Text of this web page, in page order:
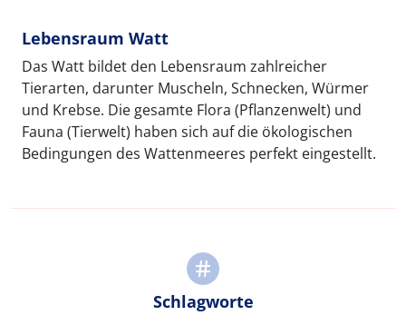
Lebensraum Watt
Das Watt bildet den Lebensraum zahlreicher
Tierarten, darunter Muscheln, Schnecken, Würmer
und Krebse. Die gesamte Flora (Pflanzenwelt) und
Fauna (Tierwelt) haben sich auf die ökologischen
Bedingungen des Wattenmeeres perfekt eingestellt.
Schlagworte